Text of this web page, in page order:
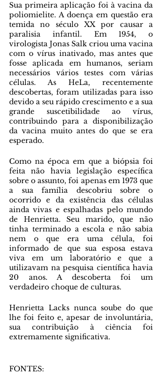
Sua primeira aplicação foi à vacina da
poliomielite. A doença em questão era
temida no século XX por causar a
paralisia infantil. Em 1954, o
virologista Jonas Salk criou uma vacina
com o vírus inativado, mas antes que
fosse aplicada em humanos, seriam
necessários vários testes com várias
células. As HeLa, recentemente
descobertas, foram utilizadas para isso
devido a seu rápido crescimento e a sua
grande suscetibilidade ao vírus,
contribuindo para a disponibilização
da vacina muito antes do que se era
esperado.
Como na época em que a biópsia foi
feita não havia legislação específica
sobre o assunto, foi apenas em 1973 que
a sua família descobriu sobre o
ocorrido e da existência das células
ainda vivas e espalhadas pelo mundo
de Henrietta. Seu marido, que não
tinha terminado a escola e não sabia
nem o que era uma célula, foi
informado de que sua esposa estava
viva em um laboratório e que a
utilizavam na pesquisa científica havia
20 anos. A descoberta foi um
verdadeiro choque de culturas.
Henrietta Lacks nunca soube do que
lhe foi feito e, apesar de involuntária,
sua contribuição à ciência foi
extremamente significativa.
FONTES: